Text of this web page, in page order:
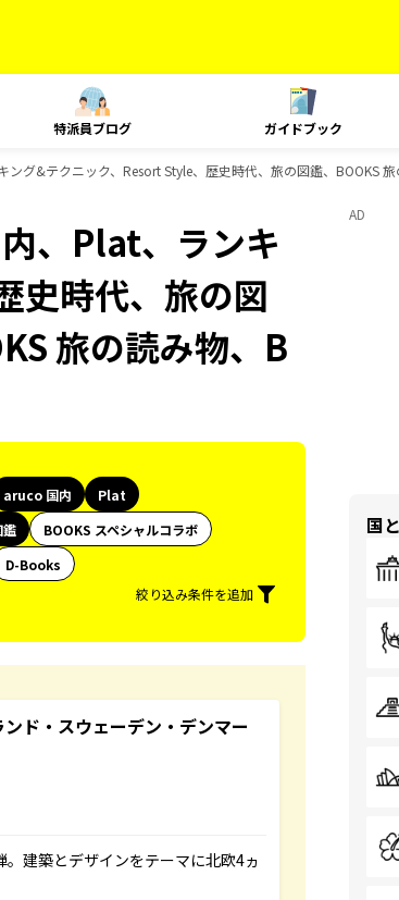
特派員ブログ ガイドブック
グ&テクニック、Resort Style、歴史時代、旅の図鑑、BOOKS
、Plat、ランキ
史時代、旅の図
旅の読み物、B
aruco 国内
Plat
鑑
BOOKS スペシャルコラボ
D-Books
絞り込み条件を追加
ド・スウェーデン・デンマー
建築とデザインをテーマに北欧4ヵ
AD
国